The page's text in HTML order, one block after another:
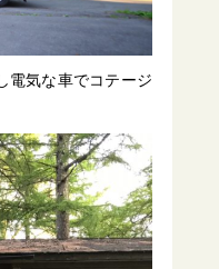
電気な車でコテージ